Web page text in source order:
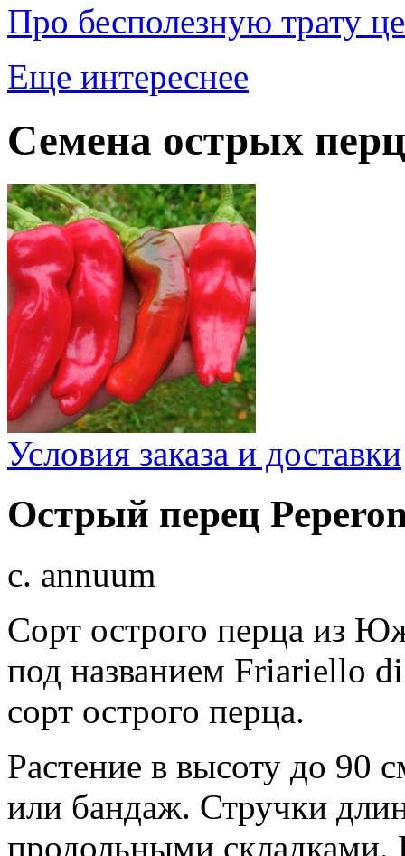
Про бесполезную трату
Еще интереснее
Семена острых
Условия заказа и доставки
Острый перец
c. annuum
Сорт острого перца из
под названием Friariello
сорт острого перца.
Растение в высоту до 90
или бандаж. Стручки
продольными складками.